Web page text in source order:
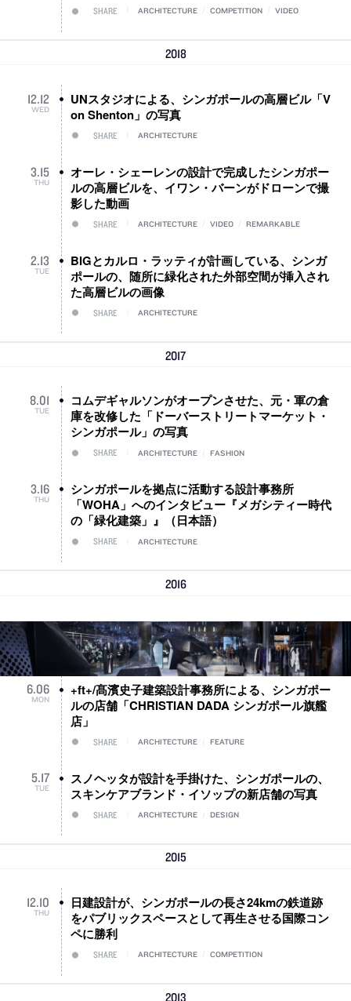
SHARE ARCHITECTURE COMPETITION VIDEO
2018
12.12
WED
UNスタジオによる、シンガポールの高層ビル「V
on Shenton」の写真
SHARE ARCHITECTURE
3.15
THU
オーレ・シェーレンの設計で完成したシンガポー
ルの高層ビルを、イワン・バーンがドローンで撮
影した動画
SHARE ARCHITECTURE VIDEO REMARKABLE
2.13
TUE
BIGとカルロ・ラッティが計画している、シンガ
ポールの、随所に緑化された外部空間が挿入され
た高層ビルの画像
SHARE ARCHITECTURE
2017
8.01
TUE
コムデギャルソンがオープンさせた、元・軍の倉
庫を改修した「ドーバーストリートマーケット・
シンガポール」の写真
SHARE ARCHITECTURE FASHION
3.16
THU
シンガポールを拠点に活動する設計事務所
「WOHA」へのインタビュー『メガシティー時代
の「緑化建築」』（日本語）
SHARE ARCHITECTURE
2016
6.06
MON
+ft+/髙濱史子建築設計事務所による、シンガポー
ルの店舗「CHRISTIAN DADA シンガポール旗艦
店」
SHARE ARCHITECTURE FEATURE
5.17
TUE
スノヘッタが設計を手掛けた、シンガポールの、
スキンケアブランド・イソップの新店舗の写真
SHARE ARCHITECTURE DESIGN
2015
12.10
THU
日建設計が、シンガポールの長さ24kmの鉄道跡
をパブリックスペースとして再生させる国際コン
ペに勝利
SHARE ARCHITECTURE COMPETITION
2013